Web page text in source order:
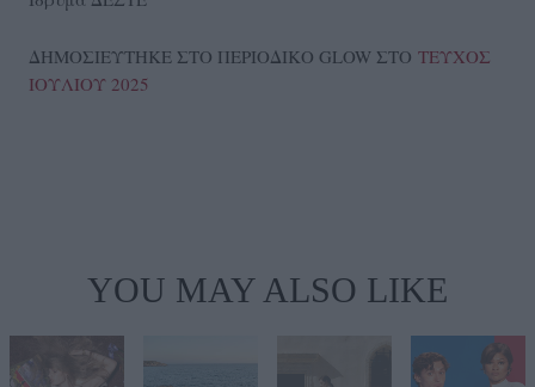
ΔΗΜΟΣΙΕΥΤΗΚΕ ΣΤΟ ΠΕΡΙΟΔΙΚΟ GLOW ΣΤΟ ΤΕΥΧΟΣ
ΙΟΥΛΙΟΥ 2025
YOU MAY ALSO LIKE